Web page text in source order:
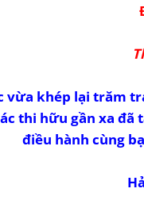
vừa khép lại trăm
thi hữu gần xa
điều hành cùng